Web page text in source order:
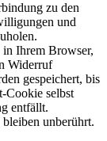
zu den
und
Ihrem Browser,
Widerruf
gespeichert, bis
Cookie selbst
entfällt.
unberührt.